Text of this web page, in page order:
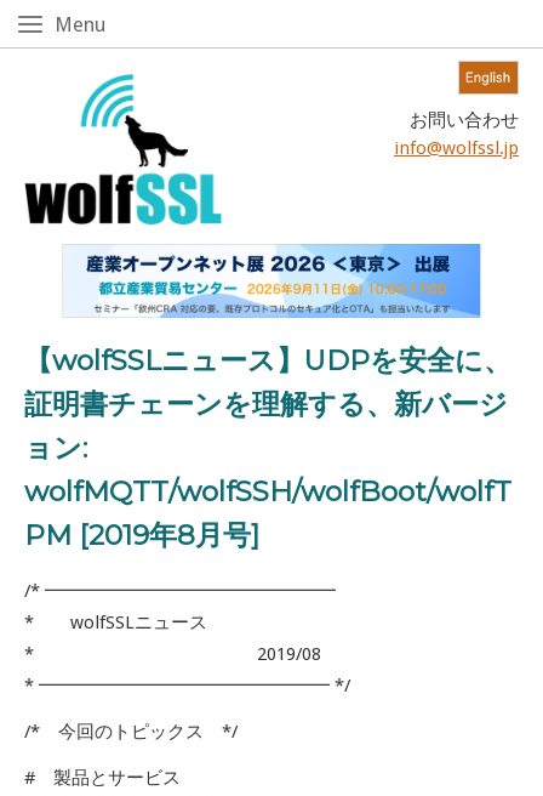
Skip
お問い合わせ
info@wolfssl.jp
Menu
【wolfSSLニュース】UDPを安全に、
証明書チェーンを理解する、新バージ
ョン:
wolfMQTT/wolfSSH/wolfBoot/wolfT
PM [2019年8月号]
/* ━━━━━━━━━━━━━━━━
* wolfSSLニュース
* 2019/08
* ━━━━━━━━━━━━━━━━ */
/* 今回のトピックス */
# 製品とサービス